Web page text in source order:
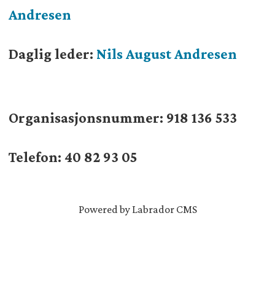
Andresen
Daglig leder: Nils August Andresen
Organisasjonsnummer: 918 136 533
Telefon: 40 82 93 05
Powered by Labrador CMS